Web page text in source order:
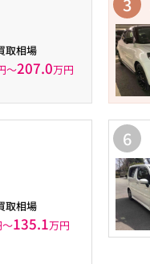
取相場
〜207.0万円
取相場
〜135.1万円
6